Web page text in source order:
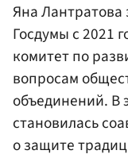
Яна Лантратова
Госдумы с 2021
комитет по
вопросам
объединений. В
становилась
о защите